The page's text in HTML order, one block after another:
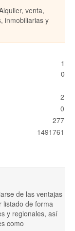
venta,
inmobiliarias y
1
0
2
0
277
1491761
de las ventajas
listado de forma
y regionales, así
como